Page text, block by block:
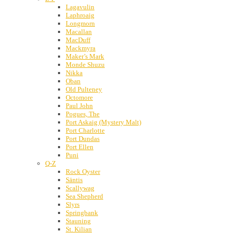
Lagavulin
Laphroaig
Longmorn
Macallan
MacDuff
Mackmyra
Maker’s Mark
Monde Shuzu
Nikka
Oban
Old Pulteney
Octomore
Paul John
Pogues, The
Port Askaig (Mystery Malt)
Port Charlotte
Port Dundas
Port Ellen
Puni
Q-Z
Rock Oyster
Säntis
Scallywag
Sea Shepherd
Slyrs
Springbank
Stauning
St. Kilian